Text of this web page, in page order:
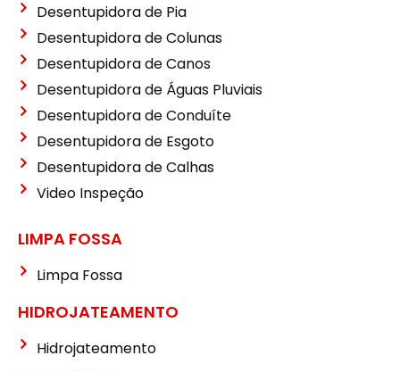
Desentupidora de Pia
Desentupidora de Colunas
Desentupidora de Canos
Desentupidora de Águas Pluviais
Desentupidora de Conduíte
Desentupidora de Esgoto
Desentupidora de Calhas
Video Inspeção
LIMPA FOSSA
Limpa Fossa
HIDROJATEAMENTO
Hidrojateamento